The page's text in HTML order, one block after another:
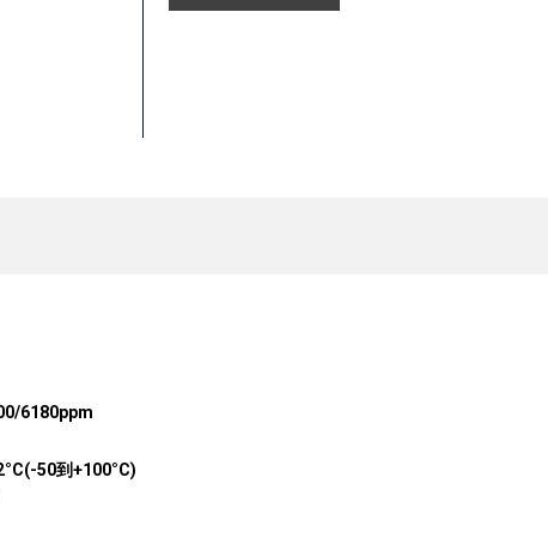
6180ppm
50到+100°C)